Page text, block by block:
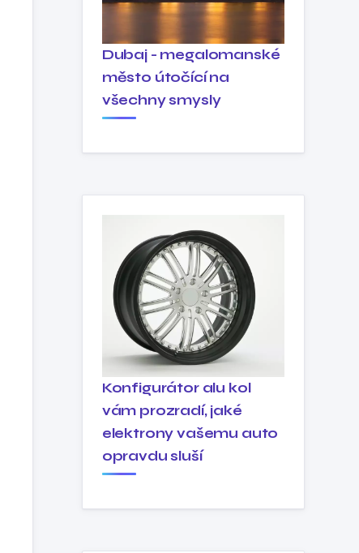
Dubaj - megalomanské
město útočící na
všechny smysly
Konfigurátor alu kol
vám prozradí, jaké
elektrony vašemu auto
opravdu sluší